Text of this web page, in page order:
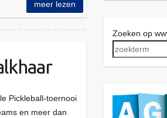
meer lezen
Pickleball-toernooi
en meer dan
Zoeken op